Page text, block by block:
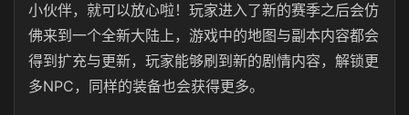
小伙伴，就可以放心啦！玩家进入了新的赛季之后会仿
佛来到一个全新大陆上，游戏中的地图与副本内容都会
得到扩充与更新，玩家能够刷到新的剧情内容，解锁更
多NPC，同样的装备也会获得更多。